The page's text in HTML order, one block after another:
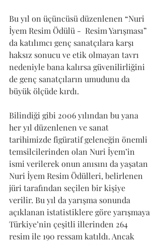
Bu yıl on üçüncüsü düzenlenen “Nuri
İyem Resim Ödülü -  Resim Yarışması”
da katılımcı genç sanatçılara karşı
haksız sonucu ve etik olmayan tavrı
nedeniyle bana kalırsa güvenilirliğini
de genç sanatçıların umudunu da
büyük ölçüde kırdı.
Bilindiği gibi 2006 yılından bu yana
her yıl düzenlenen ve sanat
tarihimizde figüratif geleneğin önemli
temsilcilerinden olan Nuri İyem’in
ismi verilerek onun anısını da yaşatan
Nuri İyem Resim Ödülleri, belirlenen
jüri tarafından seçilen bir kişiye
verilir. Bu yıl da yarışma sonunda
açıklanan istatistiklere göre yarışmaya
Türkiye’nin çeşitli illerinden 264
resim ile 190 ressam katıldı. Ancak